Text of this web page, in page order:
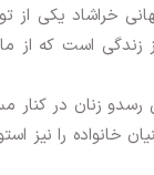
خراشاد یکی از
است که از
زنان در کنار
را نیز